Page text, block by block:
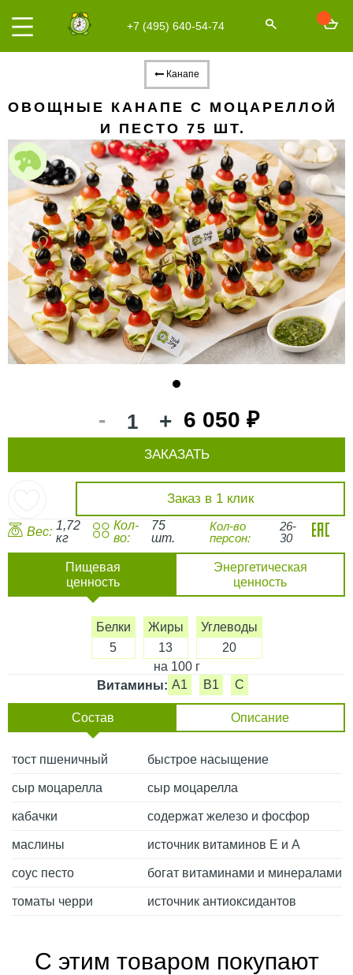
+7 (495) 640-54-74
Канапе
ОВОЩНЫЕ КАНАПЕ С МОЦАРЕЛЛОЙ
И ПЕСТО 75 ШТ.
- + 6 050 ₽
Заказ в 1 клик
ЗАКАЗАТЬ
Вес: 1,72
кг
Кол-
во:
75
шт.
Кол-во
персон:
26-
30
Пищевая
ценность
Энергетическая
ценность
Белки
5
Жиры
13
Углеводы
20
на 100 г
Витамины: A1 B1 C
Состав Описание
тост пшеничный быстрое насыщение
сыр моцарелла сыр моцарелла
кабачки содержат железо и фосфор
маслины источник витаминов Е и А
соус песто богат витаминами и минералами
томаты черри источник антиоксидантов
С этим товаром покупают